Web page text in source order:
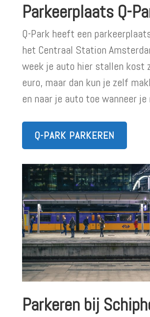
Parkeerplaats Q-
Q-Park heeft een
het Centraal Station
week je auto hier stallen kost
euro, maar dan kun je zelf
en naar je auto toe wanneer
Q-PARK PARKEREN
Parkeren bij